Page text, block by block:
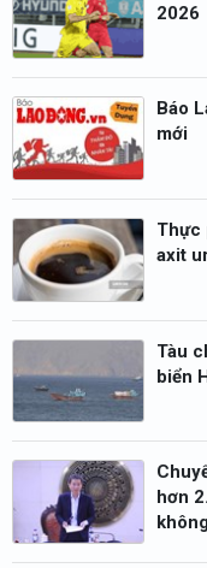
2026
Báo
mới
Thực
axit
Tàu
biển
hơn